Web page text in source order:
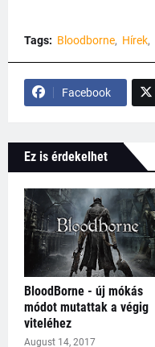
Tags: Bloodborne Hírek
Facebook
Ez is érdekelhet
BloodBorne - új mókás
módot mutattak a végig
viteléhez
August 14, 2017